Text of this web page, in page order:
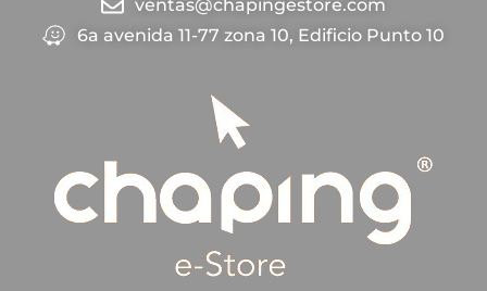
ventas@chapingestore.com
6a avenida 11-77 zona 10, Edificio Punto 10